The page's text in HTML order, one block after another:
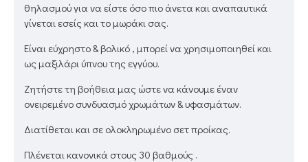
θηλασμού για να είστε όσο πιο άνετα και αναπαυτικά
γίνεται εσείς και το μωράκι σας.
Είναι εύχρηστο & βολικό , μπορεί να χρησιμοποιηθεί και
ως μαξιλάρι ύπνου της εγγύου.
Ζητήστε τη βοήθεια μας ώστε να κάνουμε έναν
ονειρεμένο συνδυασμό χρωμάτων & υφασμάτων.
Διατίθεται και σε ολοκληρωμένο σετ προίκας.
Πλένεται κανονικά στους 30 βαθμούς .